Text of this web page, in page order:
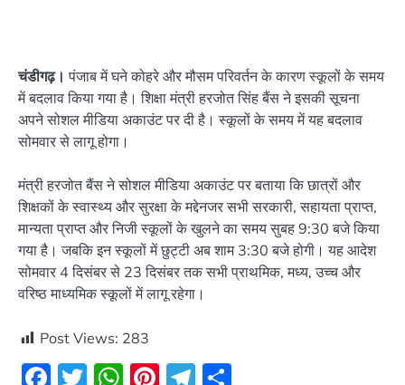
चंडीगढ़। पंजाब में घने कोहरे और मौसम परिवर्तन के कारण स्कूलों के समय
में बदलाव किया गया है। शिक्षा मंत्री हरजोत सिंह बैंस ने इसकी सूचना
अपने सोशल मीडिया अकाउंट पर दी है। स्कूलों के समय में यह बदलाव
सोमवार से लागू होगा।
मंत्री हरजोत बैंस ने सोशल मीडिया अकाउंट पर बताया कि छात्रों और
शिक्षकों के स्वास्थ्य और सुरक्षा के मद्देनजर सभी सरकारी, सहायता प्राप्त,
मान्यता प्राप्त और निजी स्कूलों के खुलने का समय सुबह 9:30 बजे किया
गया है। जबकि इन स्कूलों में छुट्टी अब शाम 3:30 बजे होगी। यह आदेश
सोमवार 4 दिसंबर से 23 दिसंबर तक सभी प्राथमिक, मध्य, उच्च और
वरिष्ठ माध्यमिक स्कूलों में लागू रहेगा।
Post Views: 283
Facebook
Twitter
WhatsApp
Pinterest
Telegram